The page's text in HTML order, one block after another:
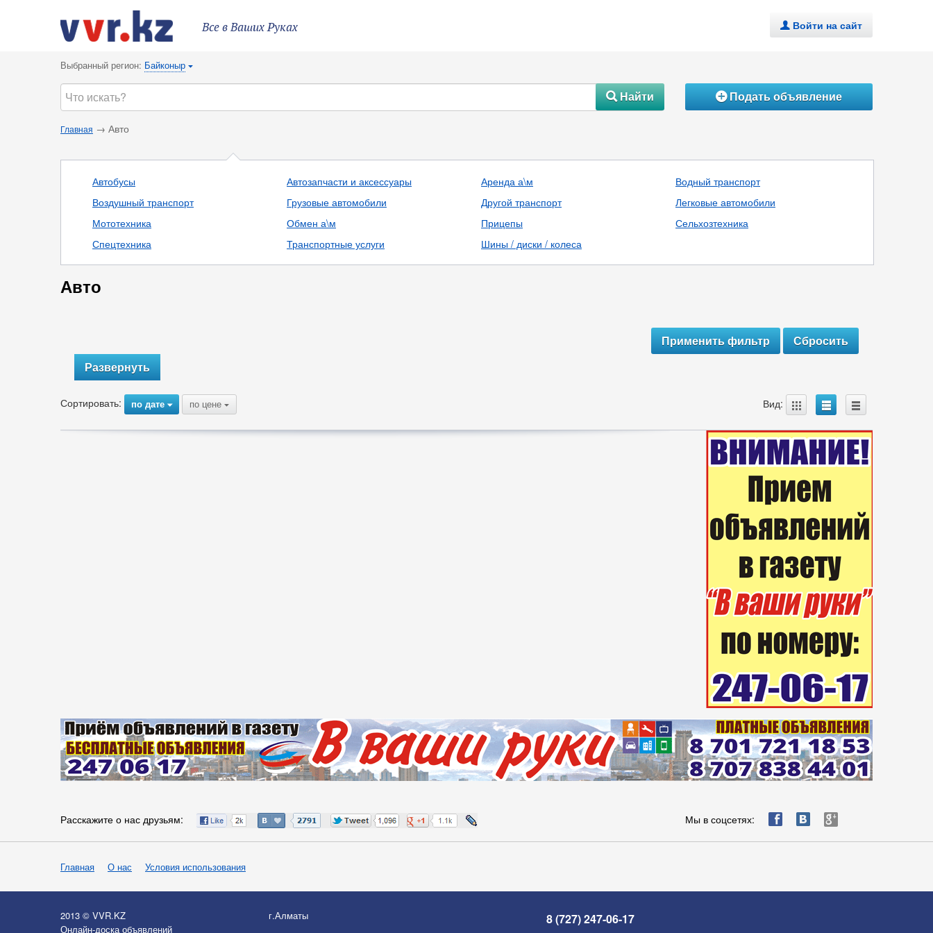
Все в Ваших Руках . Войти на сайт
Выбранный регион: Байконыр {
#Найти ÁПодать объявление
Главная → Авто
Автобусы
Воздушный транспорт
Мототехника
Спецтехника
Автозапчасти и аксессуары
Грузовые автомобили
Обмен а\м
Транспортные услуги
Аренда а\м
Другой транспорт
Прицепы
Шины / диски / колеса
Водный транспорт
Легковые автомобили
Сельхозтехника
Авто
Развернуть
Сортировать: по дате{ по цене { Вид: A B C
Расскажите о нас друзьям: Мы в соцсетях: ä æ è
Главная О нас Условия использования
2013 © VVR.KZ
Онлайн-доска объявлений
г.Алматы 8 (727) 247-06-17